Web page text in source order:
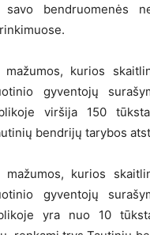
bendruomenės
kurios
gyventojų
viršija 150
bendrijų tarybos
kurios
gyventojų
yra nuo 10